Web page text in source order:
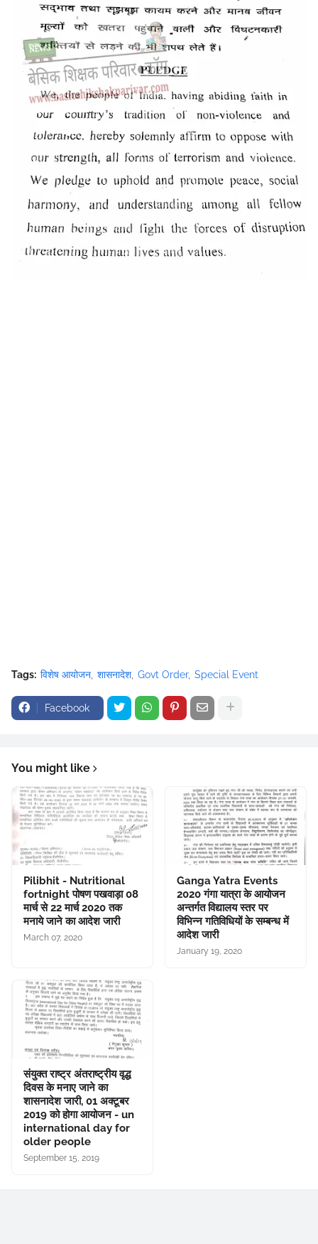
Tags: विशेष आयोजन शासनादेश Govt Order Special Event
Facebook
You might like
Pilibhit - Nutritional
fortnight पोषण पखवाड़ा 08
मार्च से 22 मार्च 2020 तक
मनाये जाने का आदेश जारी
March 07, 2020
Ganga Yatra Events
2020 गंगा यात्रा के आयोजन
अन्तर्गत विद्यालय स्तर पर
विभिन्न गतिविधियों के सम्बन्ध में
आदेश जारी
January 19, 2020
संयुक्त राष्ट्र अंतराष्ट्रीय वृद्ध
दिवस के मनाए जाने का
शासनादेश जारी, 01 अक्टूबर
2019 को होगा आयोजन - un
international day for
older people
September 15, 2019